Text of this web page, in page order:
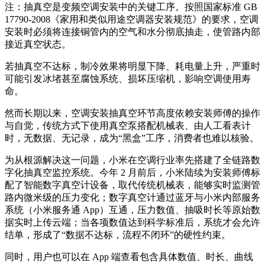
注：抽真空是变频空调安装中的关键工序。按照国家标准 GB
17790-2008《家用和类似用途空调器安装规范》的要求，空调
安装时必须将连接铜管内的空气和水分彻底抽走，使管路内部
接近真空状态。
若抽真空不达标，制冷效果将明显下降、耗电量上升，严重时
可能引发冰堵甚至腐蚀系统、损坏压缩机，影响空调使用寿
命。
然而长期以来，空调安装抽真空环节高度依赖安装师傅的操作
与自觉，传统方式下使用真空泵搭配机械表、由人工看表计
时，无数据、无记录，成为“黑盒”工序，消费者也难以核验。
为从根源解决这一问题，小米在空调行业率先搭建了全链路数
字化抽真空监控系统。今年 2 月前后，小米陆续为安装师傅标
配了智能数字真空计设备，取代传统机械表，能够实时监测管
路内微米级的压力变化；数字真空计通过蓝牙与小米内部服务
系统（小米服务通 App）互通，压力数值、抽吸时长等原始数
据实时上传云端；当各项数值达到科学标准后，系统才会允许
结单，形成了“数据不达标，流程不闭环”的硬性约束。
同时，用户也可以在 App 端查看包含具体数值、时长、曲线